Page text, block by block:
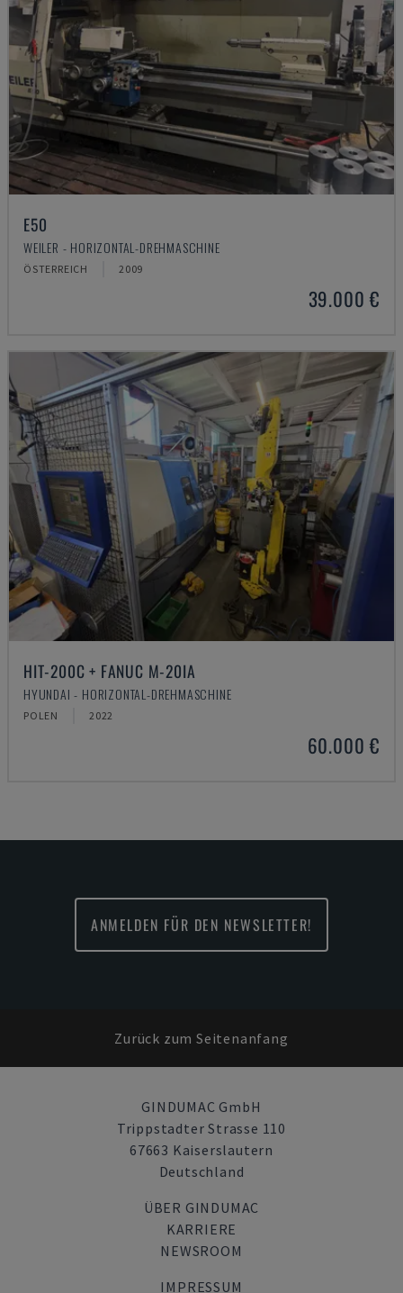
E50
WEILER - HORIZONTAL-DREHMASCHINE
ÖSTERREICH 2009
39.000 €
HIT-200C + FANUC M-20IA
HYUNDAI - HORIZONTAL-DREHMASCHINE
POLEN 2022
60.000 €
ANMELDEN FÜR DEN NEWSLETTER!
Zurück zum Seitenanfang
GINDUMAC GmbH
Trippstadter Strasse 110
67663 Kaiserslautern
Deutschland
ÜBER GINDUMAC
KARRIERE
NEWSROOM
IMPRESSUM